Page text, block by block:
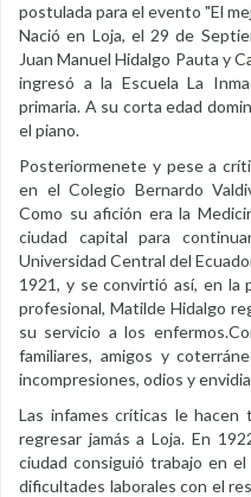
postulada para el evento "El
Nació en Loja, el 29 de
Juan Manuel Hidalgo Pauta y
ingresó a la Escuela La
primaria. A su corta edad
el piano.
Posteriormenete y pese a
en el Colegio Bernardo
Como su afición era la
ciudad capital para
Universidad Central del
1921, y se convirtió así, en la
profesional, Matilde Hidalgo
su servicio a los
familiares, amigos y
incompresiones, odios y
Las infames críticas le hacen
regresar jamás a Loja. En
ciudad consiguió trabajo en
dificultades laborales con el